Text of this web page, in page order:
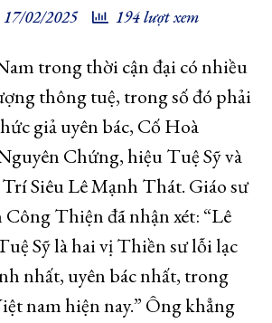
17/02/2025 194 lượt xem
trong thời cận đại có nhiều
thông tuệ, trong số đó phải
giả uyên bác, Cố Hoà
Chứng, hiệu Tuệ Sỹ và
Siêu Lê Mạnh Thát. Giáo sư
Thiện đã nhận xét: “Lê
Sỹ là hai vị Thiền sư lỗi lạc
nhất, uyên bác nhất, trong
nam hiện nay.” Ông khẳng